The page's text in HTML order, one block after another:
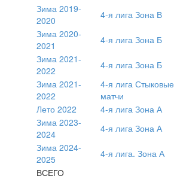
Зима 2019-
2020
4-я лига Зона В
Зима 2020-
2021
4-я лига Зона Б
Зима 2021-
2022
4-я лига Зона Б
Зима 2021-
2022
4-я лига Стыковые
матчи
Лето 2022
4-я лига Зона А
Зима 2023-
2024
4-я лига Зона А
Зима 2024-
2025
4-я лига. Зона А
ВСЕГО